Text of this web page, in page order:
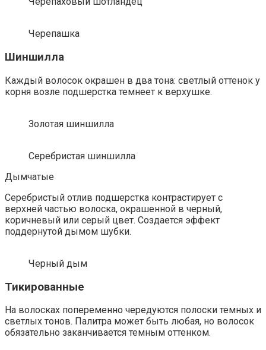
Черепашка
Шиншилла
Каждый волосок окрашен в два тона: светлый оттенок у
корня возле подшерстка темнеет к верхушке.
Золотая шиншилла
Серебристая шиншилла
Дымчатые
Серебристый отлив подшерстка контрастирует с
верхней частью волоска, окрашенной в черный,
коричневый или серый цвет. Создается эффект
поддернутой дымом шубки.
Черный дым
Тикированные
На волосках попеременно чередуются полоски темных и
светлых тонов. Палитра может быть любая, но волосок
обязательно заканчивается темным оттенком.